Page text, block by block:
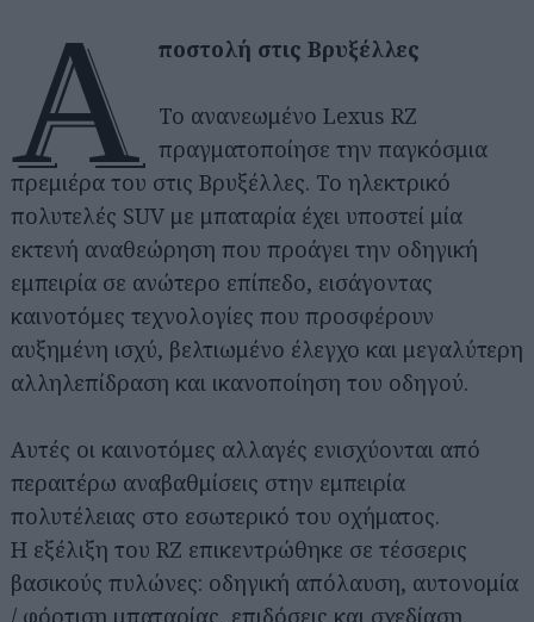
Α ποστολή στις Βρυξέλλες
Το ανανεωμένο Lexus RZ
πραγματοποίησε την παγκόσμια
πρεμιέρα του στις Βρυξέλλες. Το ηλεκτρικό
πολυτελές SUV με μπαταρία έχει υποστεί μία
εκτενή αναθεώρηση που προάγει την οδηγική
εμπειρία σε ανώτερο επίπεδο, εισάγοντας
καινοτόμες τεχνολογίες που προσφέρουν
αυξημένη ισχύ, βελτιωμένο έλεγχο και μεγαλύτερη
αλληλεπίδραση και ικανοποίηση του οδηγού.
Αυτές οι καινοτόμες αλλαγές ενισχύονται από
περαιτέρω αναβαθμίσεις στην εμπειρία
πολυτέλειας στο εσωτερικό του οχήματος.
Η εξέλιξη του RZ επικεντρώθηκε σε τέσσερις
βασικούς πυλώνες: οδηγική απόλαυση, αυτονομία
/ φόρτιση μπαταρίας, επιδόσεις και σχεδίαση.